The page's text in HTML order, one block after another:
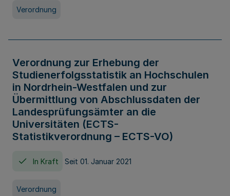
Verordnung
Verordnung zur Erhebung der
Studienerfolgsstatistik an Hochschulen
in Nordrhein-Westfalen und zur
Übermittlung von Abschlussdaten der
Landesprüfungsämter an die
Universitäten (ECTS-
Statistikverordnung – ECTS-VO)
In Kraft Seit 01. Januar 2021
Verordnung